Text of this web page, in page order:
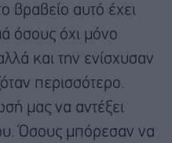
βραβείο αυτό έχει
όσους όχι μόνο
και την ενίσχυσαν
περισσότερο.
μας να αντέξει
Όσους μπόρεσαν να